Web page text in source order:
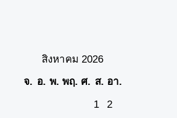
สิงหาคม 2026
จ. อ. พ. พฤ. ศ. ส. อา.
1
2